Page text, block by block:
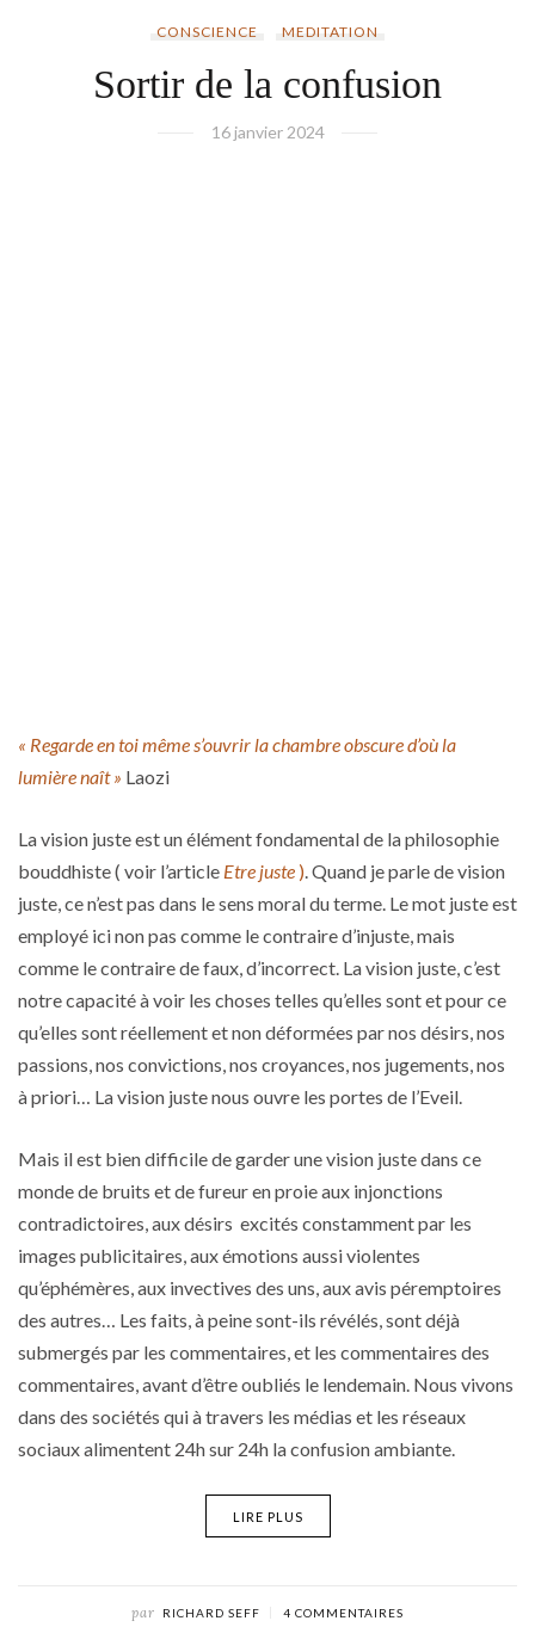
CONSCIENCE MEDITATION
Sortir de la confusion
16 janvier 2024
« Regarde en toi même s’ouvrir la chambre obscure d’où la
lumière naît » Laozi
La vision juste est un élément fondamental de la philosophie
bouddhiste ( voir l’article Etre juste ). Quand je parle de vision
juste, ce n’est pas dans le sens moral du terme. Le mot juste est
employé ici non pas comme le contraire d’injuste, mais
comme le contraire de faux, d’incorrect. La vision juste, c’est
notre capacité à voir les choses telles qu’elles sont et pour ce
qu’elles sont réellement et non déformées par nos désirs, nos
passions, nos convictions, nos croyances, nos jugements, nos
à priori… La vision juste nous ouvre les portes de l’Eveil.
Mais il est bien difficile de garder une vision juste dans ce
monde de bruits et de fureur en proie aux injonctions
contradictoires, aux désirs excités constamment par les
images publicitaires, aux émotions aussi violentes
qu’éphémères, aux invectives des uns, aux avis péremptoires
des autres… Les faits, à peine sont-ils révélés, sont déjà
submergés par les commentaires, et les commentaires des
commentaires, avant d’être oubliés le lendemain. Nous vivons
dans des sociétés qui à travers les médias et les réseaux
sociaux alimentent 24h sur 24h la confusion ambiante.
LIRE PLUS
par RICHARD SEFF 4 COMMENTAIRES